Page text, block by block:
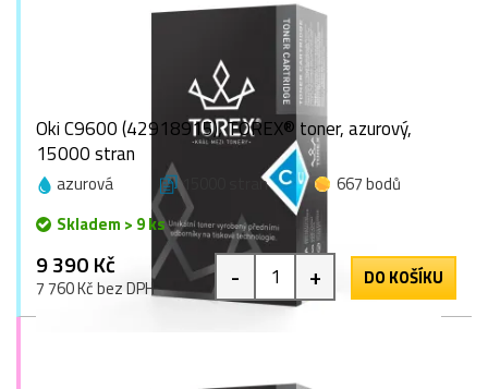
Oki C9600 (42918915), TOREX® toner, azurový,
15000 stran
azurová 15000 stran
667 bodů
Skladem > 9 ks
9 390 Kč
7 760 Kč bez DPH - + DO KOŠÍKU